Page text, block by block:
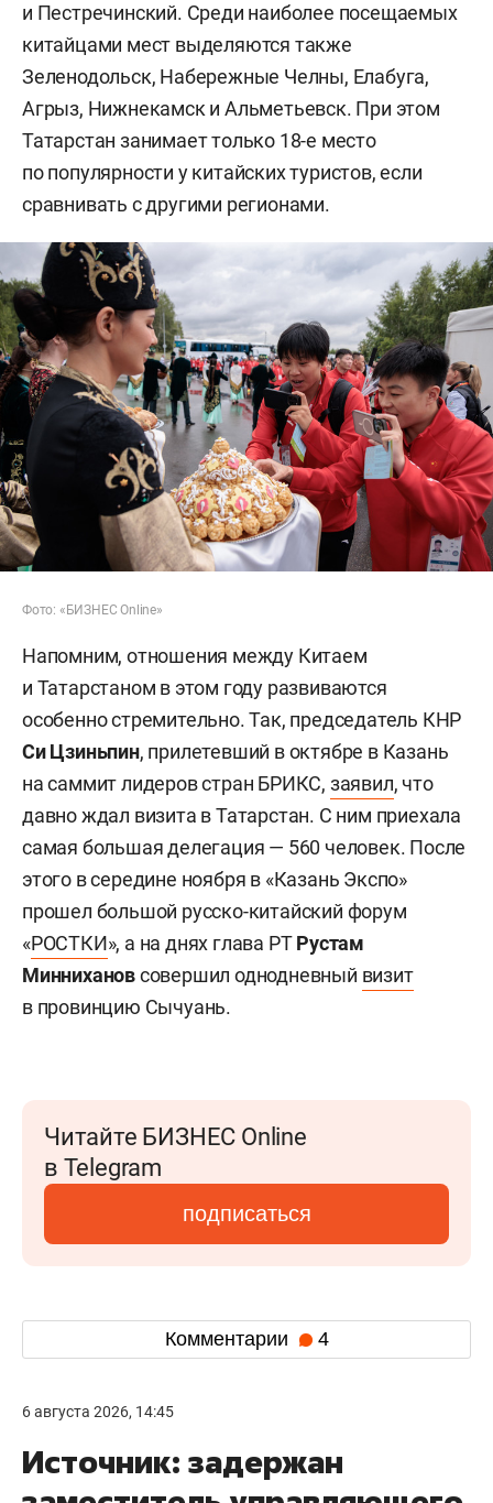
и Пестречинский. Среди наиболее посещаемых
китайцами мест выделяются также
Зеленодольск, Набережные Челны, Елабуга,
Агрыз, Нижнекамск и Альметьевск. При этом
Татарстан занимает только 18-е место
по популярности у китайских туристов, если
сравнивать с другими регионами.
Фото: «БИЗНЕС Online»
Напомним, отношения между Китаем
и Татарстаном в этом году развиваются
особенно стремительно. Так, председатель КНР
Си Цзиньпин, прилетевший в октябре в Казань
на саммит лидеров стран БРИКС, заявил, что
давно ждал визита в Татарстан. С ним приехала
самая большая делегация — 560 человек. После
этого в середине ноября в «Казань Экспо»
прошел большой русско-китайский форум
«РОСТКИ», а на днях глава РТРустам
Миннихановсовершил однодневный визит
в провинцию Сычуань.
Читайте БИЗНЕС Online
в Telegram
подписаться
Комментарии 4
6 августа 2026, 14:45
Источник: задержан